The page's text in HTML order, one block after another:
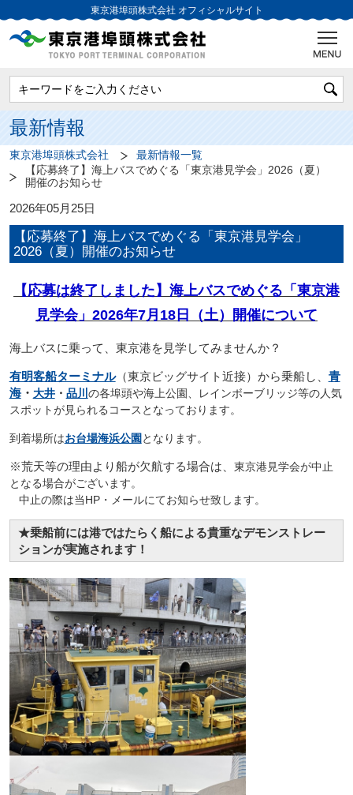
東京港埠頭株式会社 オフィシャルサイト
最新情報
東京港埠頭株式会社
最新情報一覧
【応募終了】海上バスでめぐる「東京港見学会」2026（夏）
開催のお知らせ
2026年05月25日
【応募終了】海上バスでめぐる「東京港見学会」
2026（夏）開催のお知らせ
【応募は終了しました】海上バスでめぐる「東京港
見学会」2026年7月18日（土）開催について
海上バスに乗って、東京港を見学してみませんか？
有明客船ターミナル（東京ビッグサイト近接）から乗船し、 青
海・ 大井・ 品川 の各埠頭や海上公園、レインボーブリッジ等の人気
スポットが見られるコースとなっております。
到着場所はお台場海浜公園 となります。
※荒天等の理由より船が欠航する場合は、 東京港見学会が中止
となる場合がございます。
中止の際は当HP・メールにてお知らせ致します。
★乗船前には港ではたらく船による貴重なデモンストレー
ションが実施されます！